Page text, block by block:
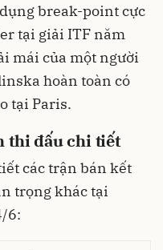
break-point cực
tại giải ITF năm
mái của một người
hoàn toàn có
tại Paris.
thi đấu chi tiết
các trận bán kết
trọng khác tại
6: